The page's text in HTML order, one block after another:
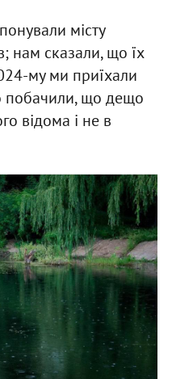
місту
нам сказали, що їх
му ми приїхали
побачили, що дещо
відома і не в